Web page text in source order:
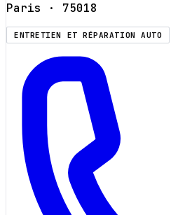
Paris · 75018
ENTRETIEN ET RÉPARATION AUTO